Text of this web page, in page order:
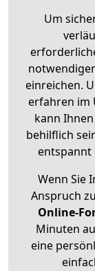
Um
einreichen.
erfahren im
kann
behilflich
entspannt
Wenn Sie
Anspruch
Online-
Minuten
eine